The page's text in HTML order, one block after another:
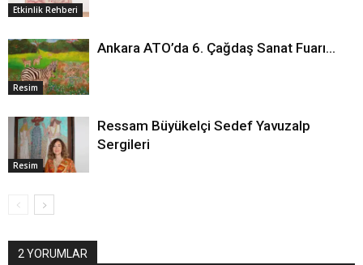
Etkinlik Rehberi
Resim
Ankara ATO’da 6. Çağdaş Sanat Fuarı…
Resim
Ressam Büyükelçi Sedef Yavuzalp
Sergileri
2 YORUMLAR